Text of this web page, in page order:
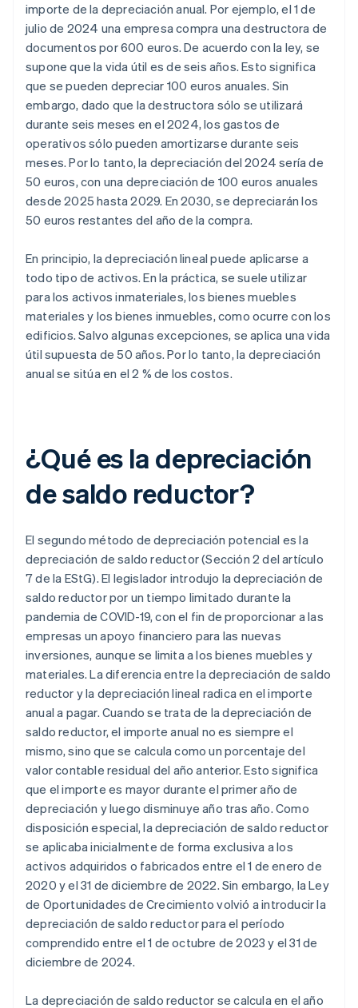
importe de la depreciación anual. Por ejemplo, el 1 de
julio de 2024 una empresa compra una destructora de
documentos por 600 euros. De acuerdo con la ley, se
supone que la vida útil es de seis años. Esto significa
que se pueden depreciar 100 euros anuales. Sin
embargo, dado que la destructora sólo se utilizará
durante seis meses en el 2024, los gastos de
operativos sólo pueden amortizarse durante seis
meses. Por lo tanto, la depreciación del 2024 sería de
50 euros, con una depreciación de 100 euros anuales
desde 2025 hasta 2029. En 2030, se depreciarán los
50 euros restantes del año de la compra.
En principio, la depreciación lineal puede aplicarse a
todo tipo de activos. En la práctica, se suele utilizar
para los activos inmateriales, los bienes muebles
materiales y los bienes inmuebles, como ocurre con los
edificios. Salvo algunas excepciones, se aplica una vida
útil supuesta de 50 años. Por lo tanto, la depreciación
anual se sitúa en el 2 % de los costos.
¿Qué es la depreciación
de saldo reductor?
El segundo método de depreciación potencial es la
depreciación de saldo reductor (Sección 2 del artículo
7 de la EStG). El legislador introdujo la depreciación de
saldo reductor por un tiempo limitado durante la
pandemia de COVID-19, con el fin de proporcionar a las
empresas un apoyo financiero para las nuevas
inversiones, aunque se limita a los bienes muebles y
materiales. La diferencia entre la depreciación de saldo
reductor y la depreciación lineal radica en el importe
anual a pagar. Cuando se trata de la depreciación de
saldo reductor, el importe anual no es siempre el
mismo, sino que se calcula como un porcentaje del
valor contable residual del año anterior. Esto significa
que el importe es mayor durante el primer año de
depreciación y luego disminuye año tras año. Como
disposición especial, la depreciación de saldo reductor
se aplicaba inicialmente de forma exclusiva a los
activos adquiridos o fabricados entre el 1 de enero de
2020 y el 31 de diciembre de 2022. Sin embargo, la Ley
de Oportunidades de Crecimiento volvió a introducir la
depreciación de saldo reductor para el período
comprendido entre el 1 de octubre de 2023 y el 31 de
diciembre de 2024.
La depreciación de saldo reductor se calcula en el año